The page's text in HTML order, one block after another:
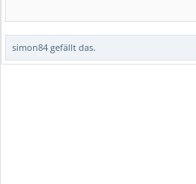
simon84 gefällt das.